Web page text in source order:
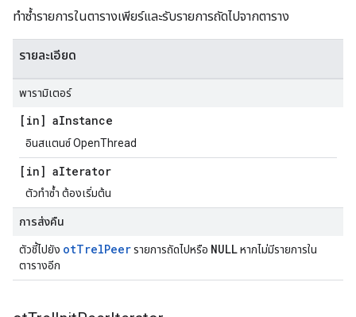
ทำซ้ำรายการในตารางเพียร์และรับรายการถัดไปจากตาราง
รายละเอียด
พารามิเตอร์
[in] aInstance
อินสแตนซ์ OpenThread
[in] aIterator
ตัวทำซ้ำ ต้องเริ่มต้น
การส่งคืน
ตัวชี้ไปยัง otTrelPeerรายการถัดไปหรือ NULLหากไม่มีรายการใน
ตารางอีก